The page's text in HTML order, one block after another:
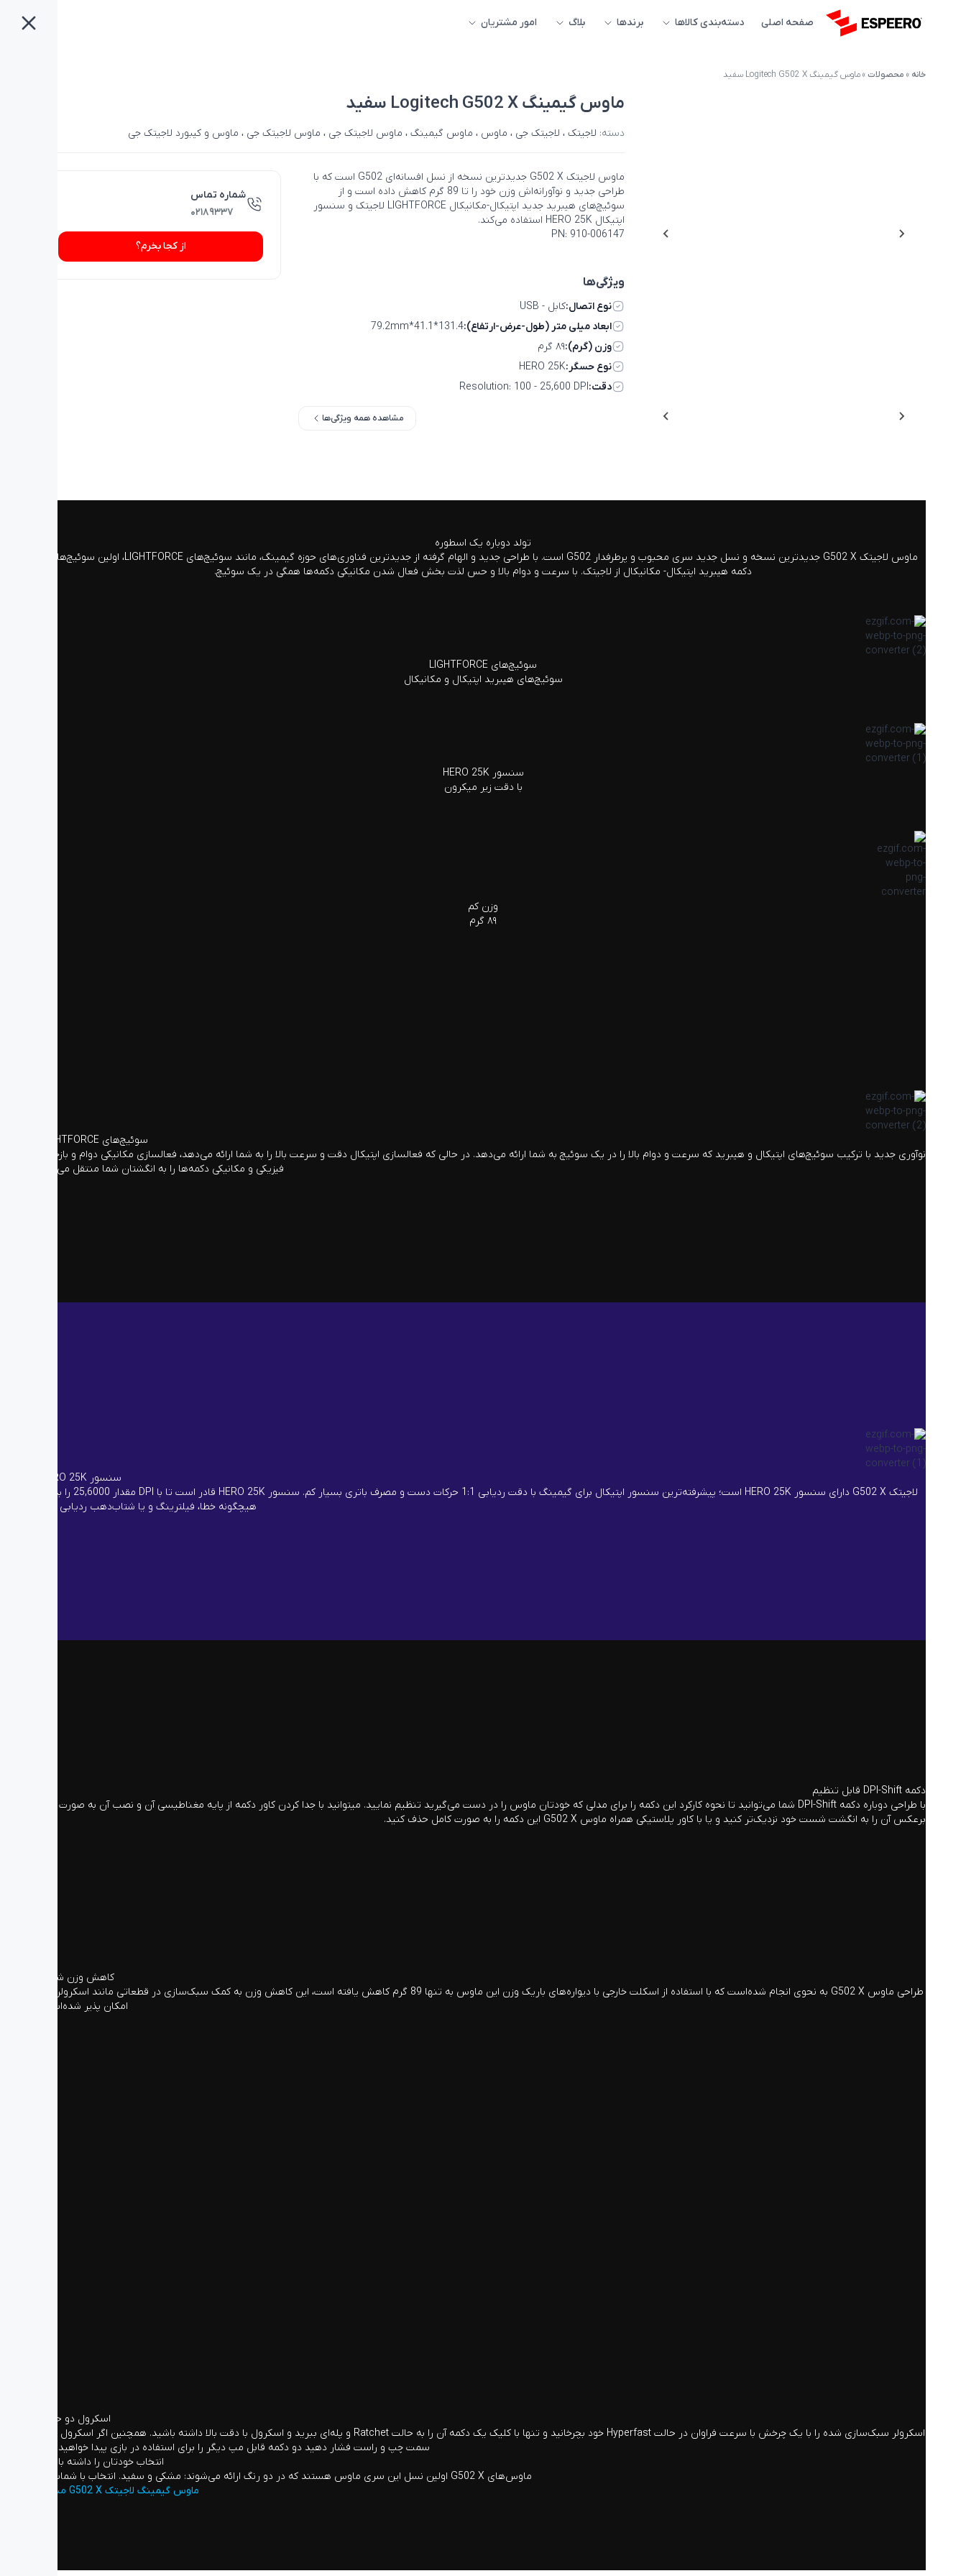
صفحه اصلی دسته‌بندی کالاها برندها بلاگ امور مشتریان
خانه » محصولات»ماوس گیمینگ Logitech G502 X سفید
ماوس گیمینگ Logitech G502 X سفید
دسته: لاجیتک، لاجیتک جی ، ماوس ، ماوس گیمینگ، ماوس لاجیتک جی ، ماوس لاجیتک جی ، ماوس و کیبورد لاجیتک جی
ماوس لاجیتک G502 X جدیدترین نسخه از نسل افسانه‌ای G502 است که با
طراحی جدید و نوآورانه‌اش وزن خود را تا 89 گرم کاهش داده است و از
سوئیچ‌های هیبرید جدید اپتیکال-مکانیکال LIGHTFORCE لاجیتک و سنسور
اپتیکال HERO 25K استفاده می‌کند.
PN: 910-006147
ویژگی‌ها
نوع اتصال:کابل - USB
ابعاد میلی متر (طول-عرض-ارتفاع):131.4*41.1*79.2mm
وزن (گرم):۸۹ گرم
نوع حسگر:HERO 25K
دقت:Resolution: 100 - 25,600 DPI
مشاهده همه ویژگی‌ها
شماره تماس
۰۲۱۸۹۳۳۷
از کجا بخرم؟
تولد دوباره یک اسطوره
ماوس لاجیتک G502 X جدیدترین نسخه و نسل جدید سری محبوب و پرطرفدار G502 است. با طراحی جدید و الهام گرفته از جدیدترین فناوری‌های حوزه گیمینگ، مانند سوئیچ‌های LIGHTFORCE، اولین سوئیچ‌های
دکمه هیبرید اپتیکال- مکانیکال از لاجیتک. با سرعت و دوام بالا و حس لذت بخش فعال شدن مکانیکی دکمه‌ها همگی در یک سوئیچ.
سوئیچ‌های LIGHTFORCE
سوئیچ‌های هیبرید اپتیکال و مکانیکال
سنسور HERO 25K
با دقت زیر میکرون
وزن کم
۸۹ گرم
سوئیچ‌های LIGHTFORCE
نوآوری جدید با ترکیب سوئیچ‌های اپتیکال و هیبرید که سرعت و دوام بالا را در یک سوئیچ به شما ارائه می‌دهد. در حالی که فعالسازی اپتیکال دقت و سرعت بالا را به شما ارائه می‌دهد، فعالسازی مکانیکی دوام و بازخورد
فیزیکی و مکانیکی دکمه‌ها را به انگشتان شما منتقل می‌کند.
سنسور HERO 25K
لاجیتک G502 X دارای سنسور HERO 25K است؛ پیشرفته‌ترین سنسور اپتیکال برای گیمینگ با دقت ردیابی 1:1 حرکات دست و مصرف باتری بسیار کم. سنسور HERO 25K قادر است تا با DPI مقدار 25,6000 را بدون
هیچگونه خطا، فیلترینگ و یا شتاب‌دهب ردیابی کند.
دکمه DPI-Shift قابل تنظیم
با طراحی دوباره دکمه DPI-Shift شما می‌توانید تا نحوه کارکرد این دکمه را برای مدلی که خودتان ماوس را در دست می‌گیرید تنظیم نمایید. میتوانید با جدا کردن کاور دکمه از پایه مغناطیسی آن و نصب آن به صورت
برعکس آن را به انگشت شست خود نزدیک‌تر کنید و یا با کاور پلاستیکی همراه ماوس G502 X این دکمه را به صورت کامل حذف کنید.
کاهش وزن شدید
طراحی ماوس G502 X به نحوی انجام شده‌است که با استفاده از اسکلت خارجی با دیواره‌های باریک وزن این ماوس به تنها 89 گرم کاهش یافته است، این کاهش وزن به کمک سبک‌سازی در قطعاتی مانند اسکرولر و…
امکان پذیر شده‌است.
اسکرول دو حالته
اسکرولر سبک‌سازی شده را با یک چرخش با سرعت فراوان در حالت Hyperfast خود بچرخانید و تنها با کلیک یک دکمه آن را به حالت Ratchet و پله‌ای ببرید و اسکرول با دقت بالا داشته باشید. همچنین اگر اسکرول را به
سمت چپ و راست فشار دهید دو دکمه قابل مپ دیگر را برای استفاده در بازی پیدا خواهید کرد.
انتخاب خودتان را داشته باشید
ماوس‌های G502 X اولین نسل این سری ماوس هستند که در دو رنگ ارائه می‌شوند: مشکی و سفید. انتخاب با شماست.
ماوس گیمینگ لاجیتک G502 X مشکی